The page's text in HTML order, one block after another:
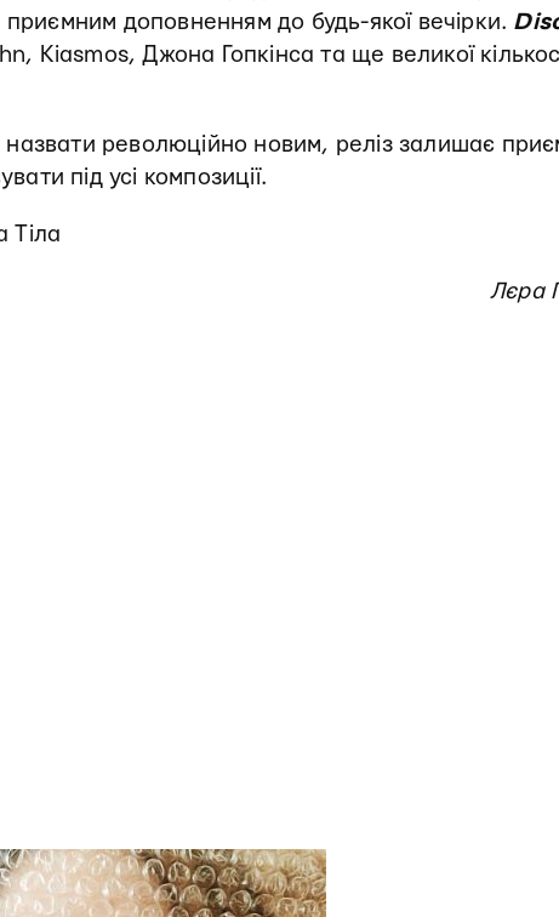
доповненням до будь-якої вечірки.
Kiasmos, Джона Гопкінса та ще великої
революційно новим, реліз залишає
під усі композиції.
Тіла
Лєра